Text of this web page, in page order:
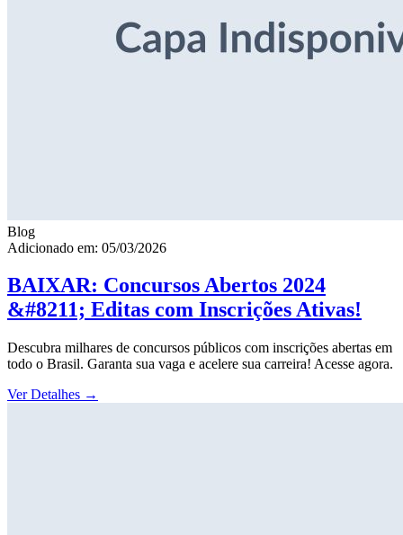
Blog
Adicionado em: 05/03/2026
BAIXAR: Concursos Abertos 2024
&#8211; Editas com Inscrições Ativas!
Descubra milhares de concursos públicos com inscrições abertas em
todo o Brasil. Garanta sua vaga e acelere sua carreira! Acesse agora.
Ver Detalhes →